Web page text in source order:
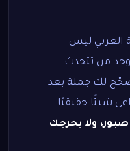
العربي ليس
من تتحدث
لك جملة بعد
شيئًا حقيقيًا:
24 ساعة، صبور، ولا يحرجك